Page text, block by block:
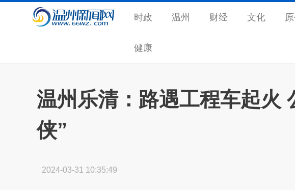
时政 温州 财经 文化 原
健康
温州乐清：路遇工程车起火
侠”
2024-03-31 10:35:49